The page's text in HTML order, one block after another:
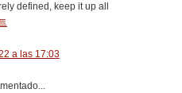
defined, keep it up all
a las 17:03